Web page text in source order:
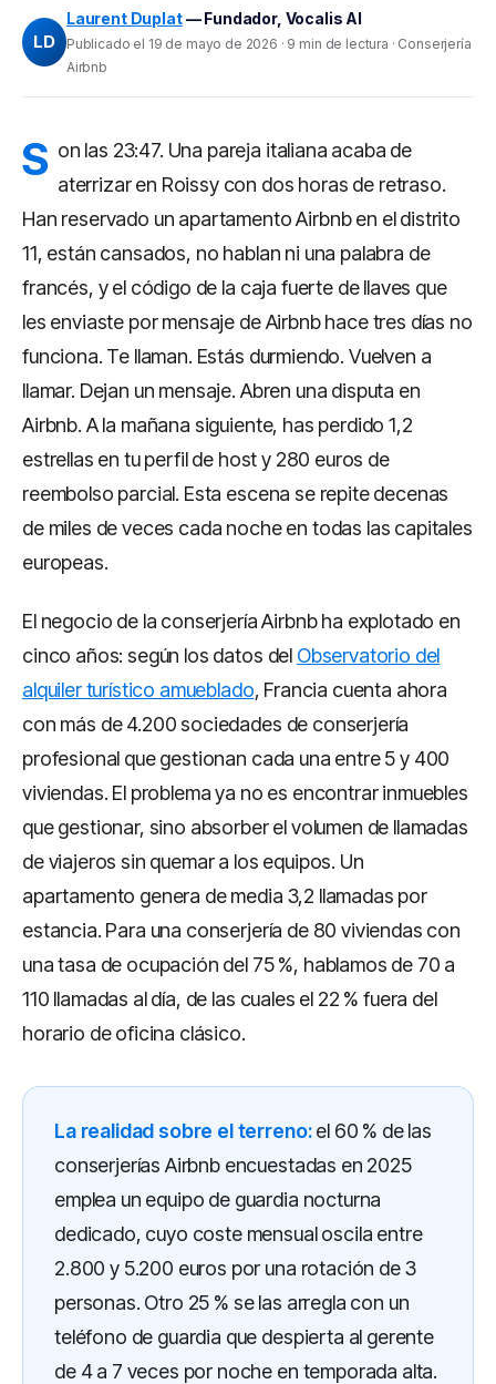
LD
Laurent Duplat— Fundador, Vocalis AI
Publicado el 19 de mayo de 2026 · 9 min de lectura · Conserjería
Airbnb
S on las 23:47. Una pareja italiana acaba de
aterrizar en Roissy con dos horas de retraso.
Han reservado un apartamento Airbnb en el distrito
11, están cansados, no hablan ni una palabra de
francés, y el código de la caja fuerte de llaves que
les enviaste por mensaje de Airbnb hace tres días no
funciona. Te llaman. Estás durmiendo. Vuelven a
llamar. Dejan un mensaje. Abren una disputa en
Airbnb. A la mañana siguiente, has perdido 1,2
estrellas en tu perfil de host y 280 euros de
reembolso parcial. Esta escena se repite decenas
de miles de veces cada noche en todas las capitales
europeas.
El negocio de la conserjería Airbnb ha explotado en
cinco años: según los datos del Observatorio del
alquiler turístico amueblado, Francia cuenta ahora
con más de 4.200 sociedades de conserjería
profesional que gestionan cada una entre 5 y 400
viviendas. El problema ya no es encontrar inmuebles
que gestionar, sino absorber el volumen de llamadas
de viajeros sin quemar a los equipos. Un
apartamento genera de media 3,2 llamadas por
estancia. Para una conserjería de 80 viviendas con
una tasa de ocupación del 75 %, hablamos de 70 a
110 llamadas al día, de las cuales el 22 % fuera del
horario de oficina clásico.
La realidad sobre el terreno:el 60 % de las
conserjerías Airbnb encuestadas en 2025
emplea un equipo de guardia nocturna
dedicado, cuyo coste mensual oscila entre
2.800 y 5.200 euros por una rotación de 3
personas. Otro 25 % se las arregla con un
teléfono de guardia que despierta al gerente
de 4 a 7 veces por noche en temporada alta.